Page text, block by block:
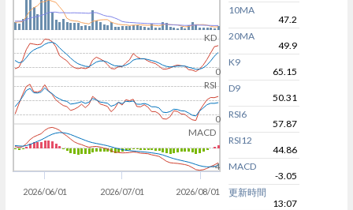
KD
RSI
MACD
2026/06/01 2026/07/01 2026/08/01
0
0
-4
10MA
47.2
20MA
49.9
K9
65.15
D9
50.31
RSI6
57.87
RSI12
44.86
MACD
-3.05
更新時間
13:07